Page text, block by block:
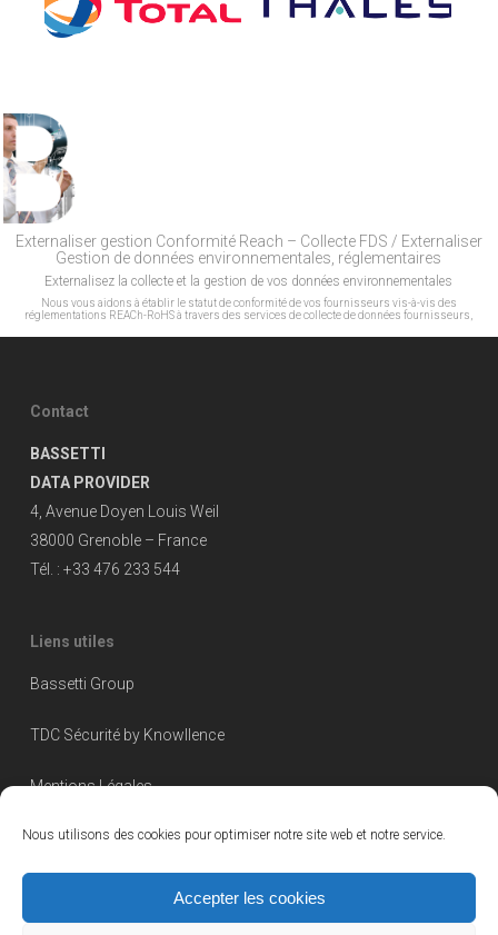
Nous utilisons des cookies pour optimiser notre site web et notre service.
Accepter les cookies
Externaliser gestion Conformité Reach – Collecte FDS / Externaliser
Gestion de données environnementales, réglementaires
Externalisez la collecte et la gestion de vos données environnementales
Nous vous aidons à établir le statut de conformité de vos fournisseurs vis-à-vis des
réglementations REACh-RoHS à travers des services de collecte de données fournisseurs,
Contact
BASSETTI
DATA PROVIDER
4, Avenue Doyen Louis Weil
38000 Grenoble – France
Tél. : +33 476 233 544
Liens utiles
Bassetti Group
TDC Sécurité by Knowllence
Mentions Légales